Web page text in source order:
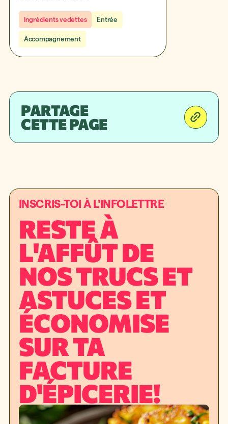
Ingrédients vedettes Entrée
Accompagnement
PARTAGE
CETTE PAGE
INSCRIS-TOI À L'INFOLETTRE
RESTE À
L'AFFÛT DE
NOS TRUCS ET
ASTUCES ET
ÉCONOMISE
SUR TA
FACTURE
D'ÉPICERIE!